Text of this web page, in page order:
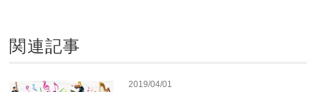
関連記事
2019/04/01